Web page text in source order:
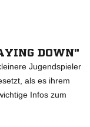
DOWN"
Jugendspieler
als es ihrem
Infos zum